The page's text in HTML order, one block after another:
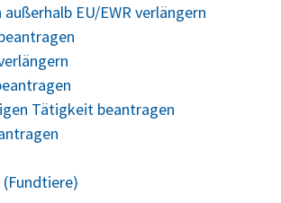
EU/EWR verlängern
Tätigkeit beantragen